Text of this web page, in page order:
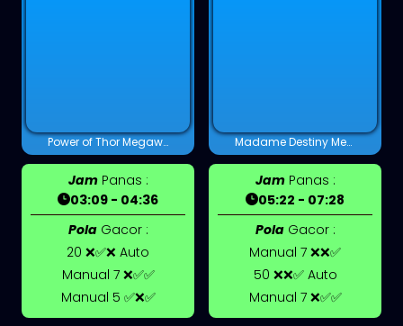
Power of Thor Megaways
JamPanas :
03:09 - 04:36
PolaGacor :
20 ❌✅❌ Auto
Manual 7 ❌✅✅
Manual 5 ✅❌✅
Madame Destiny Megaways™
JamPanas :
05:22 - 07:28
PolaGacor :
Manual 7 ❌❌✅
50 ❌❌✅ Auto
Manual 7 ❌✅✅